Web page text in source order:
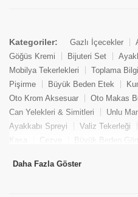
Kategoriler: Gazlı İçecekler
Göğüs Kremi
Bijuteri Set
Mobilya Tekerlekleri
Toplama
Pişirme
Büyük Beden Etek
Oto Krom Aksesuar
Oto Makas
Can Yelekleri & Simitleri
Unlu
Ayakkabı Spreyi
Valiz Tekerleği
Kasa
Cezve Büyük Beden
Tekne Bağlama & Demirleme
Daha Fazla Göster